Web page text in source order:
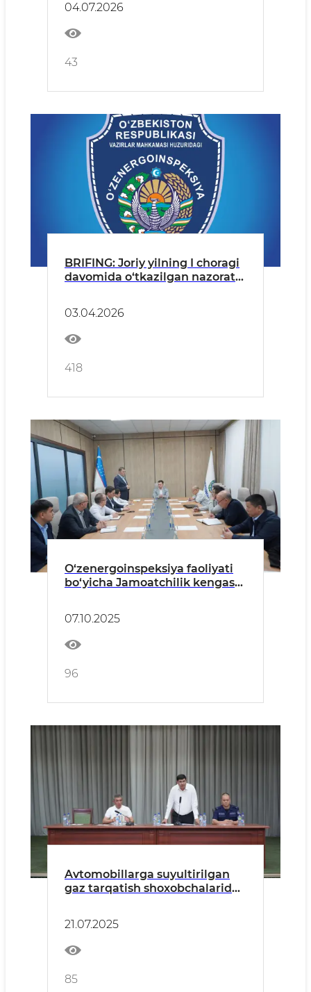
04.07.2026
43
BRIFING: Joriy yilning I choragi
davomida o‘tkazilgan nazorat
foydalanish va qoidabuzarlik
holati aniqlandi.
03.04.2026
418
O‘zenergoinspeksiya faoliyati
bo‘yicha Jamoatchilik kengashi
07.10.2025
96
Avtomobillarga suyultirilgan
gaz tarqatish shoxobchalarida
bo‘yicha yig‘ilish bo‘lib o‘tdi
21.07.2025
85